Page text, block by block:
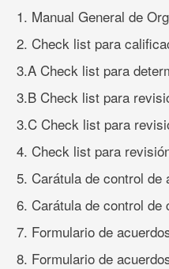
1. Manual General de
2. Check list para
3.A Check list para
3.B Check list para
3.C Check list para
4. Check list para
5. Carátula de control de
6. Carátula de control de
7. Formulario de
8. Formulario de